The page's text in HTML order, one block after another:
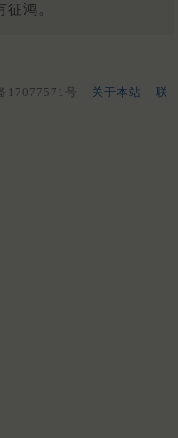
鸿。
17077571号 关于本站
联